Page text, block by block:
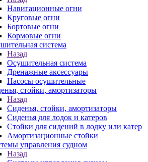
Навигационные огни
Круговые огни
Бортовые огни
Кормовые огни
система
Назад
Осушительная система
Дренажные аксессуары
Насосы осушительные
стойки, амортизаторы
Назад
Сиденья, стойки, амортизаторы
Сиденья для лодок и катеров
Стойки для сидений в лодку или катер
Амортизационные стойки
управления судном
Назад